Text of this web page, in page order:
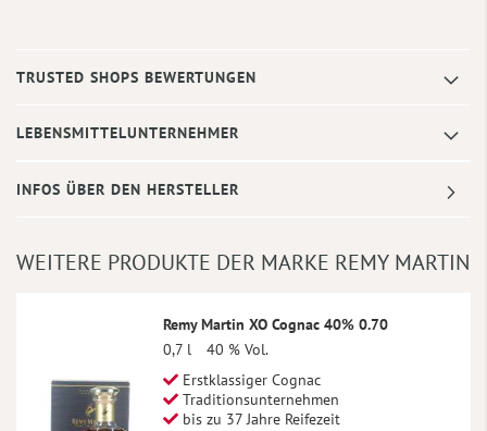
TRUSTED SHOPS BEWERTUNGEN
LEBENSMITTELUNTERNEHMER
INFOS ÜBER DEN HERSTELLER
WEITERE PRODUKTE DER MARKE REMY MARTIN
Remy Martin XO Cognac 40% 0.70
0,7 l
40 % Vol.
Erstklassiger Cognac
Traditionsunternehmen
bis zu 37 Jahre Reifezeit